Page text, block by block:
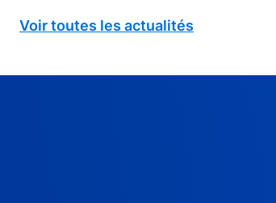
Voir toutes les actualités